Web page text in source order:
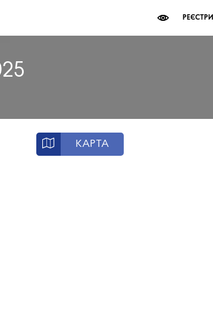
РЕЄСТРИ
КАРТА